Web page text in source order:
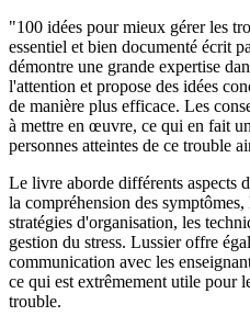
"100 idées pour mieux gérer les
essentiel et bien documenté écrit
démontre une grande expertise
l'attention et propose des idées
de manière plus efficace. Les
à mettre en œuvre, ce qui en fait
personnes atteintes de ce trouble
Le livre aborde différents aspects
la compréhension des
stratégies d'organisation, les
gestion du stress. Lussier offre
communication avec les
ce qui est extrêmement utile pour
trouble.